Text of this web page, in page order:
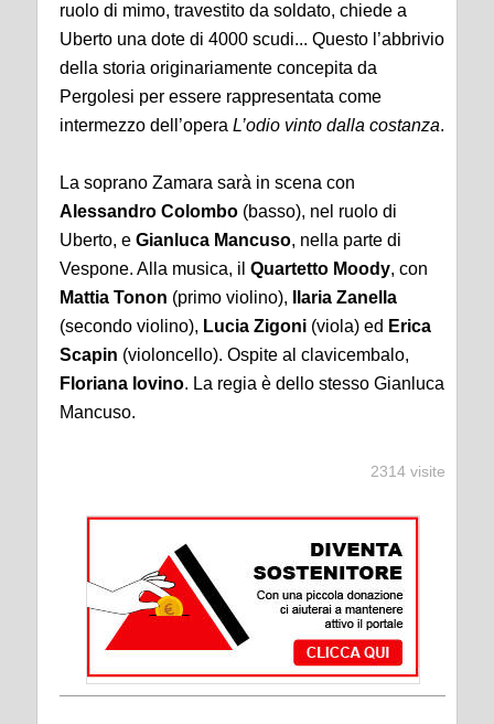
ruolo di mimo, travestito da soldato, chiede a
Uberto una dote di 4000 scudi... Questo l’abbrivio
della storia originariamente concepita da
Pergolesi per essere rappresentata come
intermezzo dell’opera L’odio vinto dalla costanza.
La soprano Zamara sarà in scena con
Alessandro Colombo (basso), nel ruolo di
Uberto, e Gianluca Mancuso, nella parte di
Vespone. Alla musica, il Quartetto Moody, con
Mattia Tonon (primo violino),
Ilaria Zanella
(secondo violino), Lucia Zigoni (viola) ed Erica
Scapin (violoncello). Ospite al clavicembalo,
Floriana Iovino. La regia è dello stesso Gianluca
Mancuso.
2314 visite